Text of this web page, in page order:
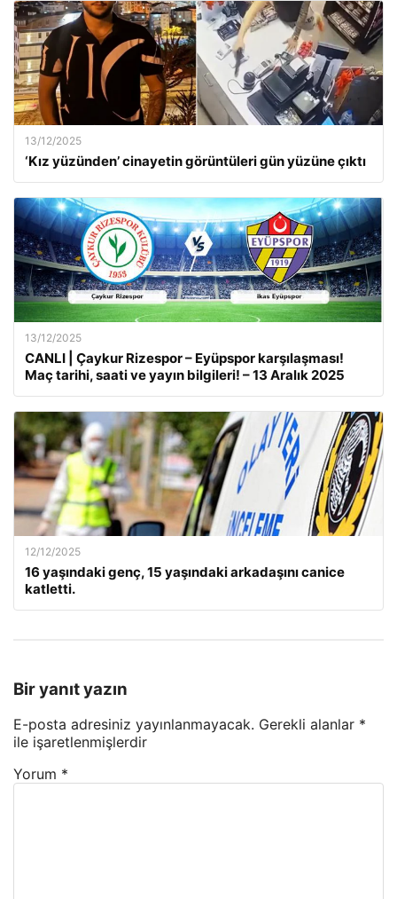
13/12/2025
‘Kız yüzünden’ cinayetin görüntüleri gün yüzüne çıktı
13/12/2025
CANLI | Çaykur Rizespor – Eyüpspor karşılaşması!
Maç tarihi, saati ve yayın bilgileri! – 13 Aralık 2025
12/12/2025
16 yaşındaki genç, 15 yaşındaki arkadaşını canice
katletti.
Bir yanıt yazın
E-posta adresiniz yayınlanmayacak. Gerekli alanlar *
ile işaretlenmişlerdir
Yorum *